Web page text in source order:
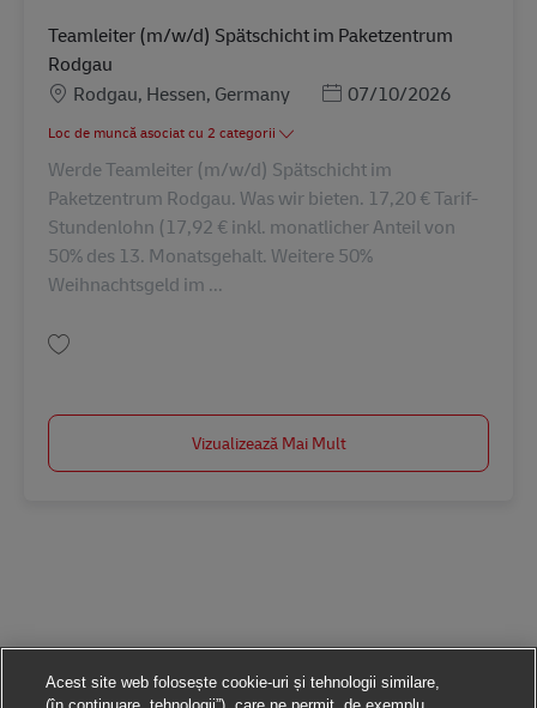
Teamleiter (m/w/d) Spätschicht im Paketzentrum
Rodgau
Locație
Rodgau, Hessen, Germany Posted Date
07/10/2026
Loc de muncă asociat cu 2 categorii
Werde Teamleiter (m/w/d) Spätschicht im
Paketzentrum Rodgau. Was wir bieten. 17,20 € Tarif-
Stundenlohn (17,92 € inkl. monatlicher Anteil von
50% des 13. Monatsgehalt. Weitere 50%
Weihnachtsgeld im ...
Vizualizează Mai Mult
Acest site web folosește cookie-uri și tehnologii similare,